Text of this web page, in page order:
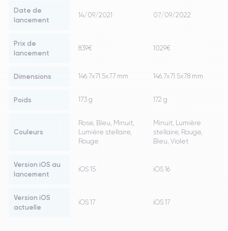
Date de
lancement
14/09/2021 07/09/2022
Prix de
lancement
839€ 1029€
Dimensions 146.7x71.5x7.7 mm 146.7x71.5x7.8 mm
Poids 173 g 172 g
Couleurs
Rose, Bleu, Minuit,
Lumière stellaire,
Rouge
Minuit, Lumière
stellaire, Rouge,
Bleu, Violet
Version iOS au
lancement
iOS 15 iOS 16
Version iOS
actuelle
iOS 17 iOS 17